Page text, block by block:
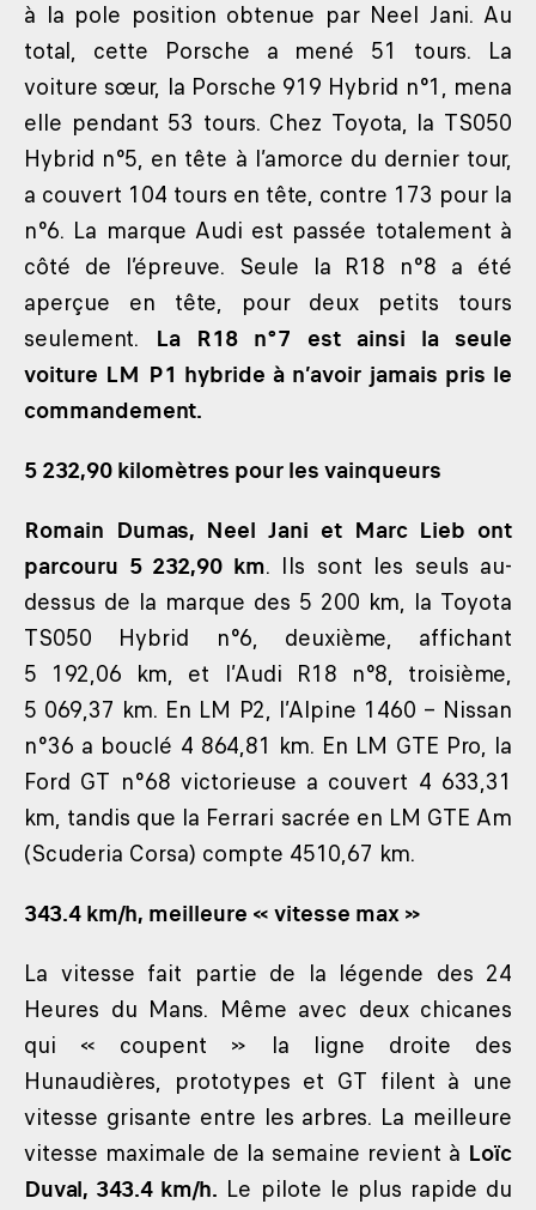
à la pole position obtenue par Neel Jani. Au
total, cette Porsche a mené 51 tours. La
voiture sœur, la Porsche 919 Hybrid n°1, mena
elle pendant 53 tours. Chez Toyota, la TS050
Hybrid n°5, en tête à l’amorce du dernier tour,
a couvert 104 tours en tête, contre 173 pour la
n°6. La marque Audi est passée totalement à
côté de l’épreuve. Seule la R18 n°8 a été
aperçue en tête, pour deux petits tours
seulement. La R18 n°7 est ainsi la seule
voiture LM P1 hybride à n’avoir jamais pris le
commandement.
5 232,90 kilomètres pour les vainqueurs
Romain Dumas, Neel Jani et Marc Lieb ont
parcouru 5 232,90 km. Ils sont les seuls au-
dessus de la marque des 5 200 km, la Toyota
TS050 Hybrid n°6, deuxième, affichant
5 192,06 km, et l’Audi R18 n°8, troisième,
5 069,37 km. En LM P2, l’Alpine 1460 – Nissan
n°36 a bouclé 4 864,81 km. En LM GTE Pro, la
Ford GT n°68 victorieuse a couvert 4 633,31
km, tandis que la Ferrari sacrée en LM GTE Am
(Scuderia Corsa) compte 4510,67 km.
343.4 km/h, meilleure « vitesse max »
La vitesse fait partie de la légende des 24
Heures du Mans. Même avec deux chicanes
qui « coupent » la ligne droite des
Hunaudières, prototypes et GT filent à une
vitesse grisante entre les arbres. La meilleure
vitesse maximale de la semaine revient à Loïc
Duval, 343.4 km/h. Le pilote le plus rapide du